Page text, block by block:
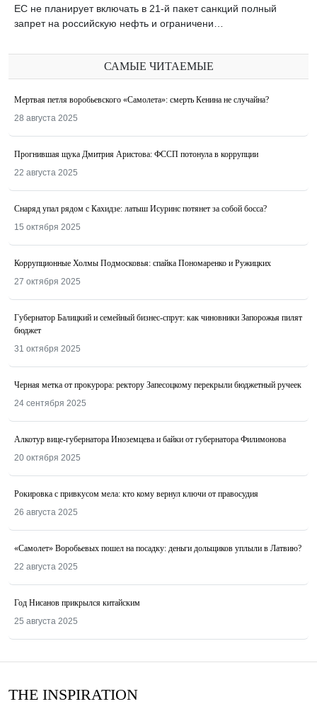
ЕС не планирует включать в 21-й пакет санкций полный
запрет на российскую нефть и ограничени…
САМЫЕ ЧИТАЕМЫЕ
Мертвая петля воробьевского «Самолета»: смерть Кенина не случайна?
28 августа 2025
Прогнившая щука Дмитрия Аристова: ФССП потонула в коррупции
22 августа 2025
Снаряд упал рядом с Кахидзе: латыш Исуринс потянет за собой босса?
15 октября 2025
Коррупционные Холмы Подмосковья: спайка Пономаренко и Ружицких
27 октября 2025
Губернатор Балицкий и семейный бизнес-спрут: как чиновники Запорожья пилят
бюджет
31 октября 2025
Черная метка от прокурора: ректору Запесоцкому перекрыли бюджетный ручеек
24 сентября 2025
Алкотур вице-губернатора Иноземцева и байки от губернатора Филимонова
20 октября 2025
Рокировка с привкусом мела: кто кому вернул ключи от правосудия
26 августа 2025
«Самолет» Воробьевых пошел на посадку: деньги дольщиков уплыли в Латвию?
22 августа 2025
Год Нисанов прикрылся китайским
25 августа 2025
THE INSPIRATION